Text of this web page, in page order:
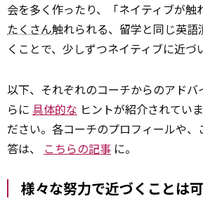
会を多く作ったり、「ネイティブが触
たくさん触れられる、留学と同じ英語
くことで、少しずつネイティブに近づ
以下、それぞれのコーチからのアドバ
らに 具体的な ヒントが紹介されてい
ださい。各コーチのプロフィールや
答は、 こちらの記事 に。
様々な努力で近づくことは